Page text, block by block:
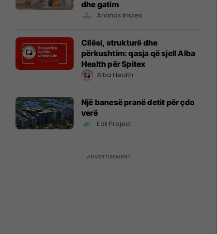
dhe gatim
Ananas Impex
Cilësi, strukturë dhe
përkushtim: qasja që sjell Alba
Health për Spitex
Alba Health
Një banesë pranë detit për çdo
verë
Edil Project